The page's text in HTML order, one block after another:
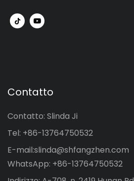
Contatto
Contatto: Slinda Ji
Tel: +86-13764750532
E-mail:slinda@shfangzhen.com
WhatsApp: +86-13764750532